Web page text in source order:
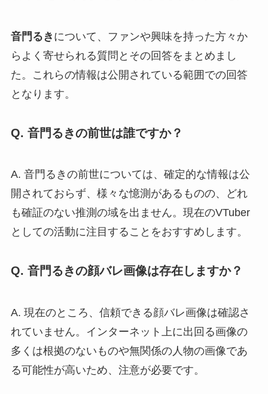
音門るき について、ファンや興味を持った方々か
らよく寄せられる質問とその回答をまとめまし
た。これらの情報は公開されている範囲での回答
となります。
Q. 音門るきの前世は誰ですか？
A. 音門るきの前世については、確定的な情報は公
開されておらず、様々な憶測があるものの、どれ
も確証のない推測の域を出ません。現在のVTuber
としての活動に注目することをおすすめします。
Q. 音門るきの顔バレ画像は存在しますか？
A. 現在のところ、信頼できる顔バレ画像は確認さ
れていません。インターネット上に出回る画像の
多くは根拠のないものや無関係の人物の画像であ
る可能性が高いため、注意が必要です。